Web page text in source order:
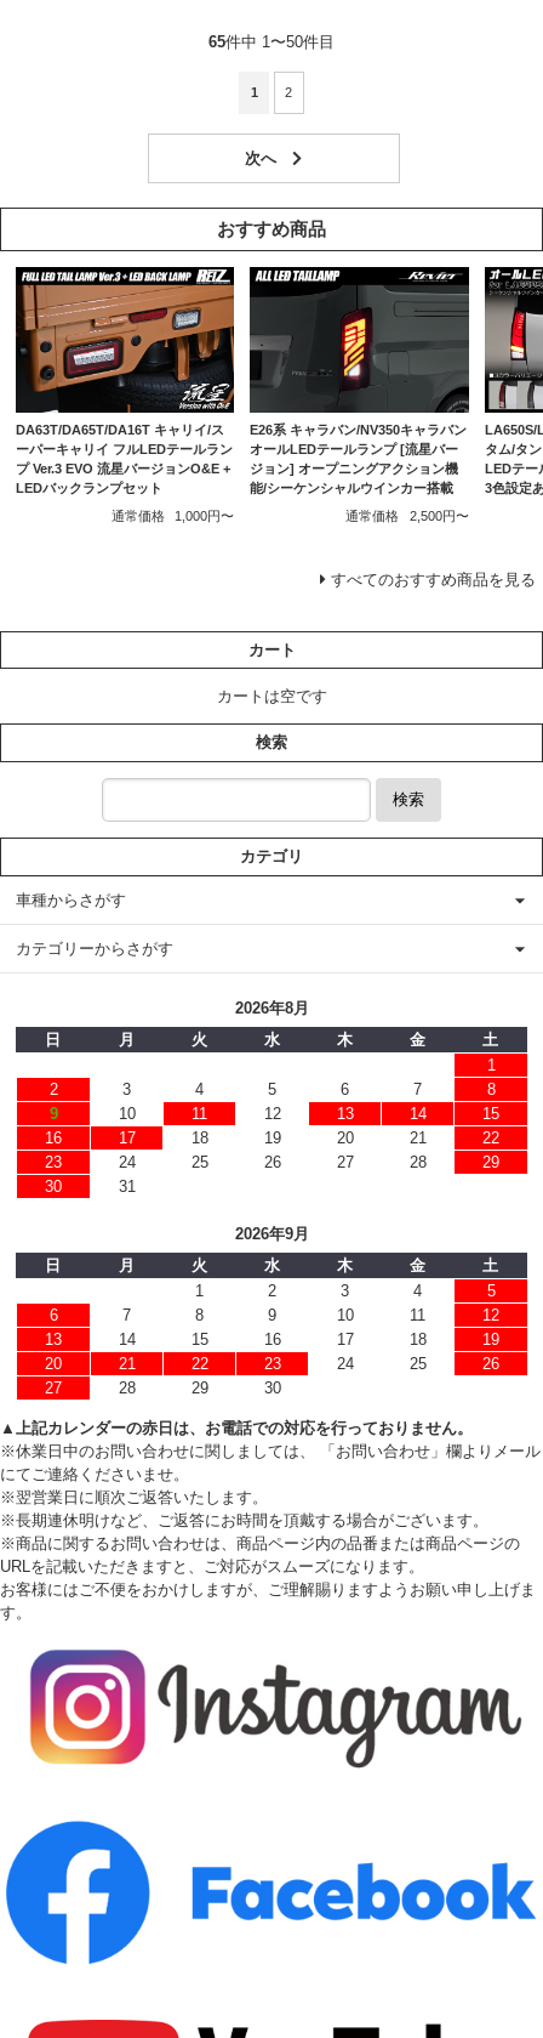
65件中 1〜50件目
1 2
おすすめ商品
DA63T/DA65T/DA16T キャリイ/ス
ーパーキャリイ フルLEDテールラン
プ Ver.3 EVO 流星バージョンO&E +
LEDバックランプセット
通常価格
1,000円〜
E26系 キャラバン/NV350キャラバン
オールLEDテールランプ [流星バー
ジョン] オープニングアクション機
能/シーケンシャルウインカー搭載
通常価格
2,500円〜
LA650S/
タム/タ
LEDテー
3色設定
すべてのおすすめ商品を見る
カート
カートは空です
検索
検索
カテゴリ
車種からさがす
カテゴリーからさがす
2026年8月
日
月 火 水 木 金
土
1
2
3 4 5 6 7
8
9
10 11 12 13 14
15
16
17 18 19 20 21
22
23
24 25 26 27 28
29
30
31
2026年9月
日
月 火 水 木 金
土
1
2 3 4
5
6
7 8 9 10 11
12
13
14 15 16 17 18
19
20
21 22 23 24 25
26
27
28 29 30
▲上記カレンダーの赤日は、お電話での対応を行っておりません。
※休業日中のお問い合わせに関しましては、 「お問い合わせ」欄よりメール
にてご連絡くださいませ。
※翌営業日に順次ご返答いたします。
※長期連休明けなど、ご返答にお時間を頂戴する場合がございます。
※商品に関するお問い合わせは、商品ページ内の品番または商品ページの
URLを記載いただきますと、ご対応がスムーズになります。
お客様にはご不便をおかけしますが、ご理解賜りますようお願い申し上げま
す。